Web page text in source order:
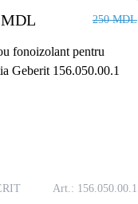
250 MDL
Art.: 156.050.00.1